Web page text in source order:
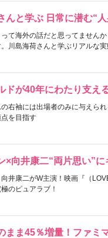
んと学ぶ 日常に潜む“
って海外の話だと思ってません
川島海荷さんと学ぶリアルな
ドが40年にわたり支え
右袖には出場者のみに与えら
を目指す
×向井康二“両片思い”
井康二がW主演！映画『（
のピュアラブ！
まま45％増量！ファミ